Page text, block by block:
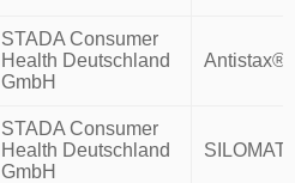
STADA Consumer
Health Deutschland
GmbH
Antistax®
STADA Consumer
Health Deutschland
GmbH